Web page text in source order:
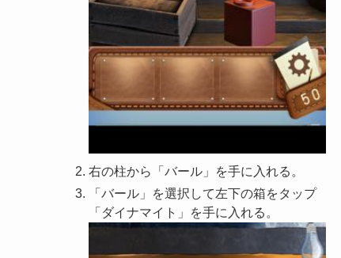
右の柱から「バール」を手に入れる。
「バール」を選択して左下の箱をタップ
「ダイナマイト」を手に入れる。